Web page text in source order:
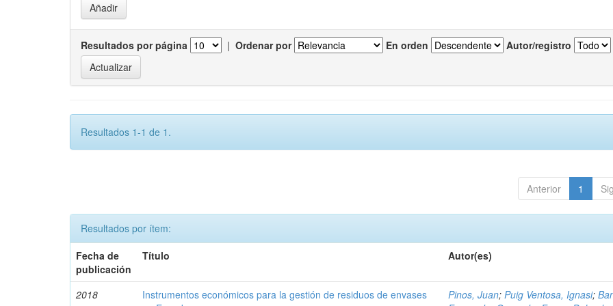
Resultados por página | Ordenar por En orden Autor/registro
Resultados 1-1 de 1.
Anterior 1
Resultados por ítem:
Fecha de
publicación
Título Autor(es)
2018
Instrumentos económicos para la gestión de residuos de envases
Pinos, Juan;Puig Ventosa, Ignasi;